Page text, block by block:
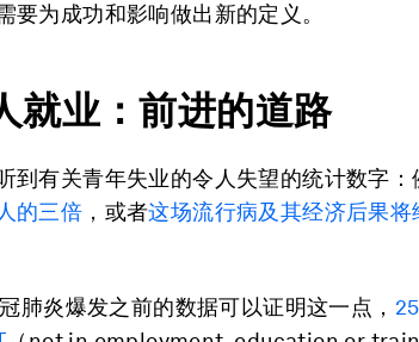
要为成功和影响做出新的定义。
就业：前进的道路
到有关青年失业的令人失望的统计数字
的三倍 ，或者这场流行病及其经济后果
肺炎爆发之前的数据可以证明这一点，